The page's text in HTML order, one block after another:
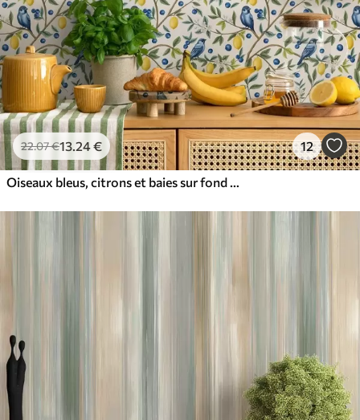
22.07€13.24€ 12
Oiseaux bleus, citrons et baies sur fond blanc